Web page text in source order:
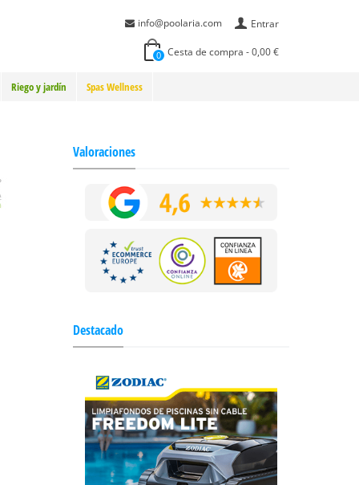
Entrar
info@poolaria.com
0 Cesta de compra -0,00 €
Riego y jardín Spas Wellness
Valoraciones
Destacado